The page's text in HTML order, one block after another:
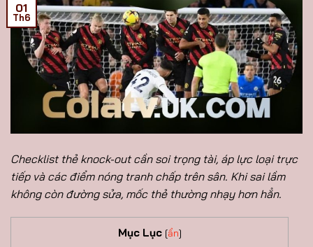
01
Th6
Checklist thẻ knock-out cần soi trọng tài, áp lực loại trực
tiếp và các điểm nóng tranh chấp trên sân. Khi sai lầm
không còn đường sửa, mốc thẻ thường nhạy hơn hẳn.
Mục Lục [ẩn]